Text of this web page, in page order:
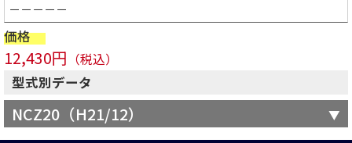
－－－－－
価格
12,430円 （税込）
型式別データ
NCZ20（H21/12）